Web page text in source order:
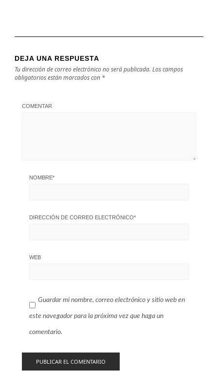
DEJA UNA RESPUESTA
Tu dirección de correo electrónico no será publicada. Los campos
obligatorios están marcados con *
COMENTAR
NOMBRE*
DIRECCIÓN DE CORREO ELECTRÓNICO*
WEB
Guardar mi nombre, correo electrónico y sitio web en
este navegador para la próxima vez que haga un
comentario.